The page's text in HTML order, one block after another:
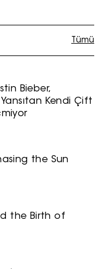
ticari
e-posta
onay
ad/
KAPAT
Tümü
Bieber,
Yansıtan Kendi Çift
the Sun
the Birth of